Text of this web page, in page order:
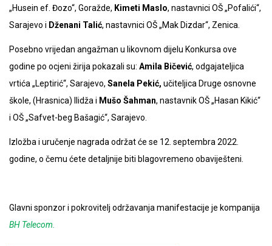
„Husein ef. Đozo“, Goražde, Kimeti Maslo, nastavnici OŠ „Pofalići“,
Sarajevo i Dženani Talić, nastavnici OŠ „Mak Dizdar“, Zenica.
Posebno vrijedan angažman u likovnom dijelu Konkursa ove
godine po ocjeni žirija pokazali su: Amila Bičević, odgajateljica
vrtića „Leptirić“, Sarajevo, Sanela Pekić, učiteljica Druge osnovne
škole, (Hrasnica) Ilidža i Mušo Šahman, nastavnik OŠ „Hasan Kikić“
i OŠ „Safvet-beg Bašagić“, Sarajevo.
Izložba i uručenje nagrada održat će se 12. septembra 2022.
godine, o čemu ćete detaljnije biti blagovremeno obaviješteni.
Glavni sponzor i pokrovitelj održavanja manifestacije je kompanija
BH Telecom.